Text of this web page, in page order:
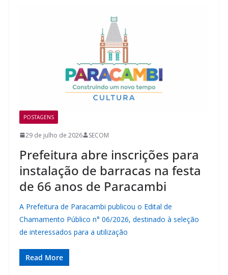
POSTAGENS
29 de julho de 2026 SECOM
Prefeitura abre inscrições para
instalação de barracas na festa
de 66 anos de Paracambi
A Prefeitura de Paracambi publicou o Edital de
Chamamento Público n° 06/2026, destinado à seleção
de interessados para a utilização
Read More